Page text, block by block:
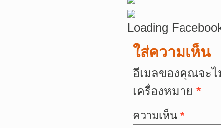
Loading
ใส่ความเห็น
อีเมลของคุณจะ
เครื่องหมาย *
ความเห็น *